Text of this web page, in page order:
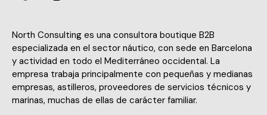
North Consulting es una consultora boutique B2B
especializada en el sector náutico, con sede en Barcelona
y actividad en todo el Mediterráneo occidental. La
empresa trabaja principalmente con pequeñas y medianas
empresas, astilleros, proveedores de servicios técnicos y
marinas, muchas de ellas de carácter familiar.